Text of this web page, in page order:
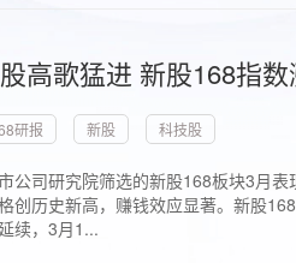
高歌猛进 新股168指
研报 新股 科技股
公司研究院筛选的新股168板块3月
创历史新高，赚钱效应显著。新股
续，3月1...